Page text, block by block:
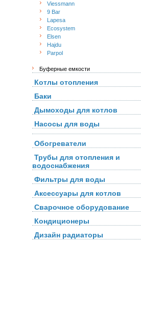
Viessmann
9 Bar
Lapesa
Ecosystem
Elsen
Hajdu
Parpol
Буферные емкости
Котлы отопления
Баки
Дымоходы для котлов
Насосы для воды
Обогреватели
Трубы для отопления и
водоснабжения
Фильтры для воды
Аксессуары для котлов
Сварочное оборудование
Кондиционеры
Дизайн радиаторы